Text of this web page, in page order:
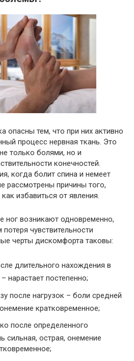
опасны тем, что при них активно
процесс нервная ткань. Это
только болями, но и
конечностей.
когда болит спина и немеет
рассмотрены причины того,
избавиться от явления.
ног возникают одновременно,
чувствительности
черты дискомфорта таковы:
длительного нахождения в
нарастает постепенно;
после нагрузок – боли средней
кратковременное;
после определенного
сильная, острая, онемение